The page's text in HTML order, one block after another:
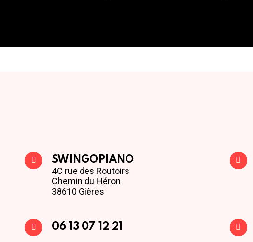
SWINGOPIANO
4C rue des Routoirs
Chemin du Héron
38610 Gières
06 13 07 12 21